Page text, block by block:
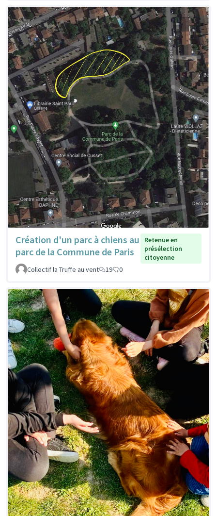
Création d'un parc à chiens au
parc de la Commune de Paris
Retenue en
présélection
citoyenne
Collectif la Truffe au vent
19 0